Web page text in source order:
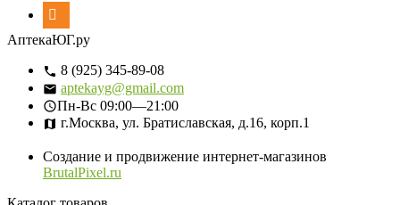
АптекаЮГ.ру
8 (925) 345-89-08
aptekayg@gmail.com
Пн-Вс 09:00—21:00
г.Москва, ул. Братиславская, д.16, корп.1
Создание и продвижение интернет-магазинов
BrutalPixel.ru